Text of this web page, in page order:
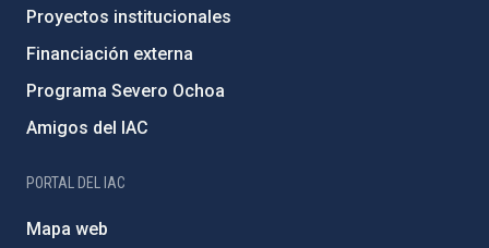
Proyectos institucionales
Financiación externa
Programa Severo Ochoa
Amigos del IAC
PORTAL DEL IAC
Mapa web